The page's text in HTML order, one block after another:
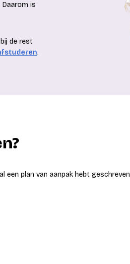
is
de rest
.
een plan van aanpak hebt geschreven